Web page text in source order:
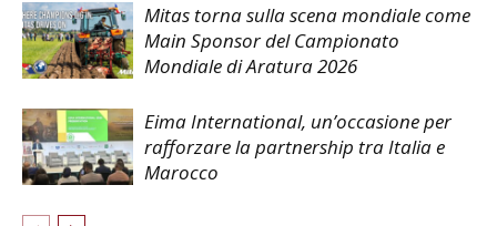
Mitas torna sulla scena mondiale come
Main Sponsor del Campionato
Mondiale di Aratura 2026
Eima International, un’occasione per
rafforzare la partnership tra Italia e
Marocco